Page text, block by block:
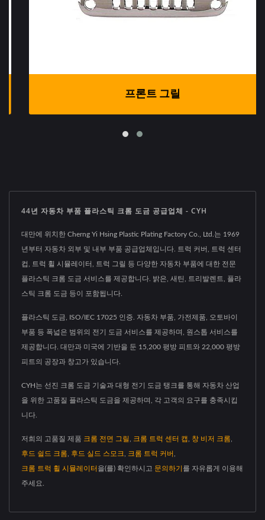
프론트 그릴
44년 자동차 부품 플라스틱 크롬 도금 공급업체 - CYH
대만에 위치한 Cherng Yi Hsing Plastic Plating Factory Co., Ltd.는 1969
년부터 자동차 외부 및 내부 부품 공급업체입니다. 트럭 커버, 트럭 센터
컵, 트럭 휠 시뮬레이터, 트럭 그릴 등 다양한 자동차 부품에 대한 전문
플라스틱 크롬 도금 서비스를 제공합니다. 밝은, 새틴, 트리발렌트, 플라
스틱 크롬 도금 등이 포함됩니다.
플라스틱 도금, ISO/IEC 17025 인증. 자동차 부품, 가전제품, 오토바이
부품 등 폭넓은 범위의 전기 도금 서비스를 제공하며, 원스톱 서비스를
제공합니다. 대만과 미국에 기반을 둔 15,200 평방 피트와 22,000 평방
피트의 공장과 창고가 있습니다.
CYH는 선진 크롬 도금 기술과 대형 전기 도금 탱크를 통해 자동차 산업
을 위한 고품질 플라스틱 도금을 제공하며, 각 고객의 요구를 충족시킵
니다.
저희의 고품질 제품 크롬 전면 그릴 크롬 트럭 센터 캡 창 비저 크롬
후드 쉴드 크롬 후드 실드 스모크 크롬 트럭 커버
크롬 트럭 휠 시뮬레이터 을(를) 확인하시고 문의하기 를 자유롭게 이용해
주세요.